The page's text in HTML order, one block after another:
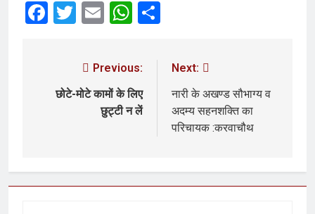
Facebook
Twitter
EmailWhatsApp
Previous:
छोटे-मोटे कामों के लिए
छुट्टी न लें
Next:
नारी के अखण्ड सौभाग्य व
अदम्य सहनशक्ति का
परिचायक :करवाचौथ